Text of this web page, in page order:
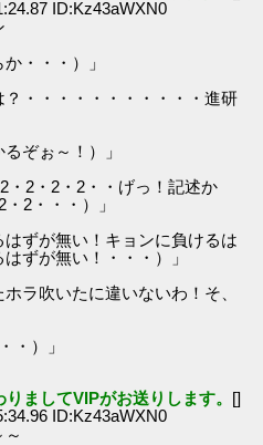
ID:Kz43aWXN0
・・・）」
・・・・・・・・・・・進研
ぞぉ～！）」
・2・2・2・・げっ！記述か
2・・・）」
ずが無い！キョンに負けるは
ずが無い！・・・）」
ラ吹いたに違いないわ！そ、
・）」
ましてVIPがお送りします。 []
ID:Kz43aWXN0